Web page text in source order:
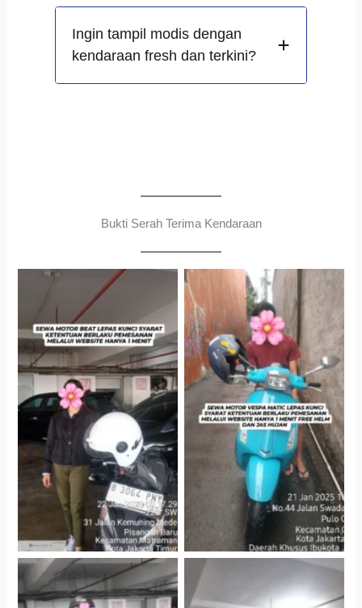
Ingin tampil modis dengan
kendaraan fresh dan terkini?
Bukti Serah Terima Kendaraan
Cityplaza Jatinegara
Gedung Parkir P6A
Antar Jemput Kendaraan